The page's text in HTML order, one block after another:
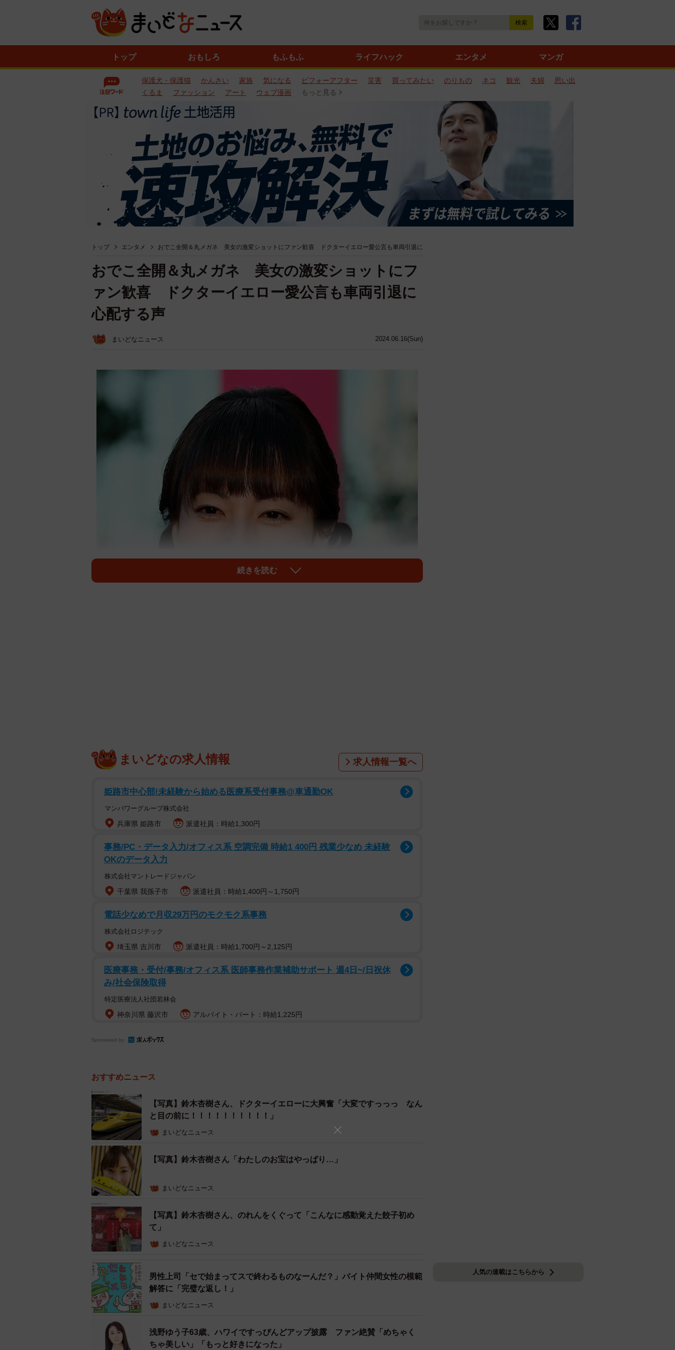
トップ おもしろ もふもふ ライフハック エンタメ マンガ
保護犬・保護猫 かんさい 家族 気になる ビフォーアフター 災害 買ってみたい のりもの ネコ 観光 夫婦
思い出
くるま
ファッション アート ウェブ漫画 もっと見る
トップ エンタメ おでこ全開＆丸メガネ 美女の激変ショットにファン歓喜 ドクターイエロー愛公言も車両引退に
2024.06.16(Sun)
おでこ全開＆丸メガネ 美女の激変ショットにフ
ァン歓喜 ドクターイエロー愛公言も車両引退に
心配する声
まいどなニュース
鈴木さんは現在、ニッポン放送「オールナイトニッポン MUSIC10」（毎週月～木曜よる
22時～24時）で火曜日のパーソナリティを務めており、放送当日に告知動画を投稿するのが
恒例。その中で披露したのが、おでこを全開にし、丸メガネというカジュアルな姿でした。
これまでの鈴木さんの前髪といえば、真っ直ぐに切りそろえた重めのものや斜めに流すス
タイルが多く、今回の変化は複数のニュースメディアが取り上げるほど。読者からは「おで
こを出した方がお顔の美しさがはっきりして良いですね」「同年代の励みになります」「可
鈴木杏樹さん「オールナイトニッポンMUSIC10火曜日 生放送でお送りします」（本人のインスタグラムから）
ドクターイエロー引退、鈴木さんの胸中は？
実は鈴木さんは東海道・山陽新幹線の検査用車両「ドクターイエロー」ファンとして知ら
れており、前出の番組の中でもドクターイエロー愛を公言していました。
先日、JR東海の車両は2025年1月に、JR西日本の車両は2027年以降に引退することが発
表された直後から、ネット上では「鈴木杏樹さん！！」「大丈夫かな」など、鈴木さんを気
続きを読む
まいどなの求人情報 求人情報一覧へ
姫路市中心部!未経験から始める医療系受付事務@車通勤OK
マンパワーグループ株式会社
兵庫県 姫路市 派遣社員：時給1,300円
事務/PC・データ入力/オフィス系 空調完備 時給1 400円 残業少なめ 未経験
OKのデータ入力
株式会社マントレードジャパン
千葉県 我孫子市 派遣社員：時給1,400円～1,750円
電話少なめで月収29万円のモクモク系事務
株式会社ロジテック
埼玉県 吉川市 派遣社員：時給1,700円～2,125円
医療事務・受付/事務/オフィス系 医師事務作業補助サポート 週4日~/日祝休
み/社会保険取得
特定医療法人社団若林会
神奈川県 藤沢市 アルバイト・パート：時給1,225円
Sponsored by
おすすめニュース
【写真】鈴木杏樹さん、ドクターイエローに大興奮「大変ですっっっ なん
と目の前に！！！！！！！！！！」
まいどなニュース
【写真】鈴木杏樹さん「わたしのお宝はやっぱり…」
まいどなニュース
【写真】鈴木杏樹さん、のれんをくぐって「こんなに感動覚えた餃子初め
て」
まいどなニュース
男性上司「セで始まってスで終わるものなーんだ？」バイト仲間女性の模範
解答に「完璧な返し！」
まいどなニュース
浅野ゆう子63歳、ハワイですっぴんどアップ披露 ファン絶賛「めちゃく
ちゃ美しい」「もっと好きになった」
人気の連載はこちらから